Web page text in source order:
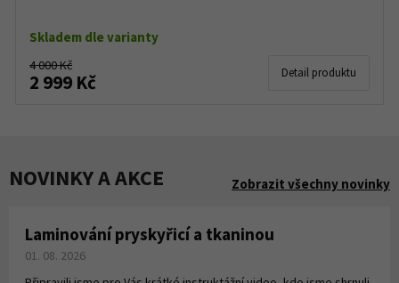
Skladem dle varianty
4 000 Kč
2 999 Kč Detail produktu
NOVINKY A AKCE Zobrazit všechny novinky
Laminování pryskyřicí a tkaninou
01. 08. 2026